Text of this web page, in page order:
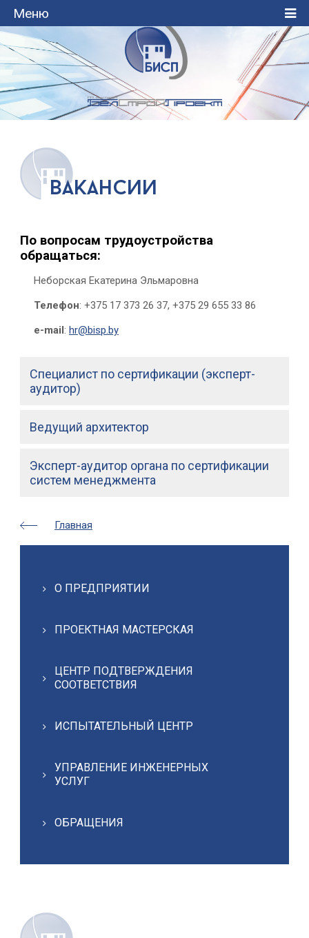
Меню
Главная
О ПРЕДПРИЯТИИ
ПРОЕКТНАЯ МАСТЕРСКАЯ
ЦЕНТР ПОДТВЕРЖДЕНИЯ
СООТВЕТСТВИЯ
ИСПЫТАТЕЛЬНЫЙ ЦЕНТР
УПРАВЛЕНИЕ ИНЖЕНЕРНЫХ
УСЛУГ
ОБРАЩЕНИЯ
вакансии
По вопросам трудоустройства
обращаться:
Неборская Екатерина Эльмаровна
Телефон: +375 17 373 26 37, +375 29 655 33 86
e-mail: hr@bisp.by
Специалист по сертификации (эксперт-
аудитор)
Ведущий архитектор
Эксперт-аудитор органа по сертификации
систем менеджмента